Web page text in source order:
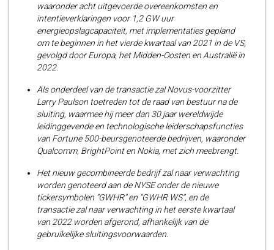
waaronder acht uitgevoerde overeenkomsten en
intentieverklaringen voor 1,2 GW uur
energieopslagcapaciteit, met implementaties gepland
om te beginnen in het vierde kwartaal van 2021 in de VS,
gevolgd door Europa, het Midden-Oosten en Australië in
2022.
Als onderdeel van de transactie zal Novus-voorzitter
Larry Paulson toetreden tot de raad van bestuur na de
sluiting, waarmee hij meer dan 30 jaar wereldwijde
leidinggevende en technologische leiderschapsfuncties
van Fortune 500-beursgenoteerde bedrijven, waaronder
Qualcomm, BrightPoint en Nokia, met zich meebrengt.
Het nieuw gecombineerde bedrijf zal naar verwachting
worden genoteerd aan de NYSE onder de nieuwe
tickersymbolen “GWHR” en “GWHR WS”, en de
transactie zal naar verwachting in het eerste kwartaal
van 2022 worden afgerond, afhankelijk van de
gebruikelijke sluitingsvoorwaarden.